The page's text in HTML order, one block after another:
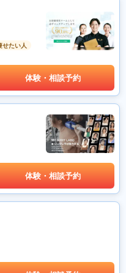
せたい人
体験・相談予約
体験・相談予約